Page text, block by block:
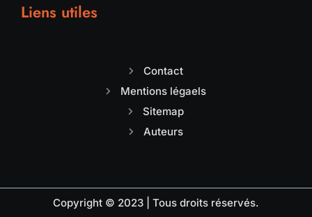
Liens utiles
Contact
Mentions légaels
Sitemap
Auteurs
Copyright © 2023 | Tous droits réservés.